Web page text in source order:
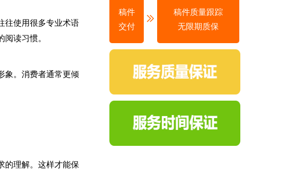
往使用很多专业术语
读习惯。
象。消费者通常更倾
的理解。这样才能保
稿件
交付
稿件质量跟踪
无限期质保